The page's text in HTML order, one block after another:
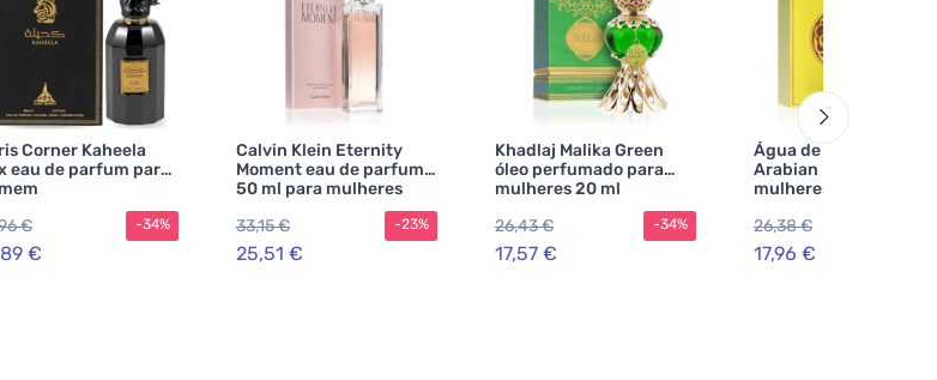
Corner Kaheela
eau de parfum para
€
€
-34%
Calvin Klein Eternity
Moment eau de parfum
50 ml para mulheres
33,15 €
25,51 €
-23%
Khadlaj Malika Green
óleo perfumado para
mulheres 20 ml
26,43 €
17,57 €
-34%
Água de perfume
Arabian Layali para
mulheres 50 ml
26,38 €
17,96 €